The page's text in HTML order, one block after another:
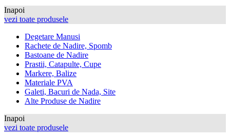
Inapoi
vezi toate produsele
Degetare Manusi
Rachete de Nadire, Spomb
Bastoane de Nadire
Prastii, Catapulte, Cupe
Markere, Balize
Materiale PVA
Galeti, Bacuri de Nada, Site
Alte Produse de Nadire
Inapoi
vezi toate produsele